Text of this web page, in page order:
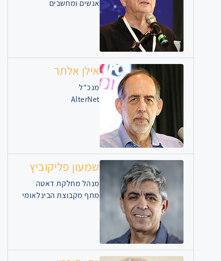
אנשים ומחשבים
אילן אלתר
מנכ"ל
AlterNet
שמעון פליקוביץ
מנהל מחלקת דאטה
מתף מקבוצת הבינלאומי